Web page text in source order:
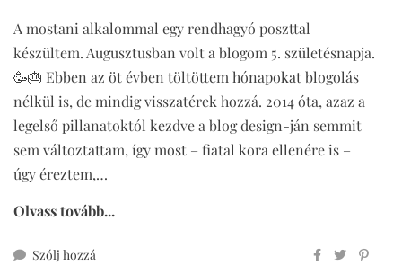
A mostani alkalommal egy rendhagyó poszttal
készültem. Augusztusban volt a blogom 5. születésnapja.
🥳🎂 Ebben az öt évben töltöttem hónapokat blogolás
nélkül is, de mindig visszatérek hozzá. 2014 óta, azaz a
legelső pillanatoktól kezdve a blog design-ján semmit
sem változtattam, így most – fiatal kora ellenére is –
úgy éreztem,…
Olvass tovább...
Szólj hozzá